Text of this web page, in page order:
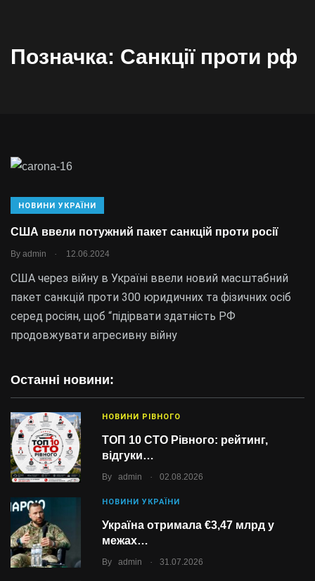
Позначка: Санкції проти рф
НОВИНИ УКРАЇНИ
США ввели потужний пакет санкцій проти росії
By admin . 12.06.2024
США через війну в Україні ввели новий масштабний
пакет санкцій проти 300 юридичних та фізичних осіб
серед росіян, щоб “підірвати здатність РФ
продовжувати агресивну війну
Останні новини:
НОВИНИ РІВНОГО
ТОП 10 СТО Рівного: рейтинг,
відгуки…
By admin . 02.08.2026
НОВИНИ УКРАЇНИ
Україна отримала €3,47 млрд у
межах…
By admin . 31.07.2026